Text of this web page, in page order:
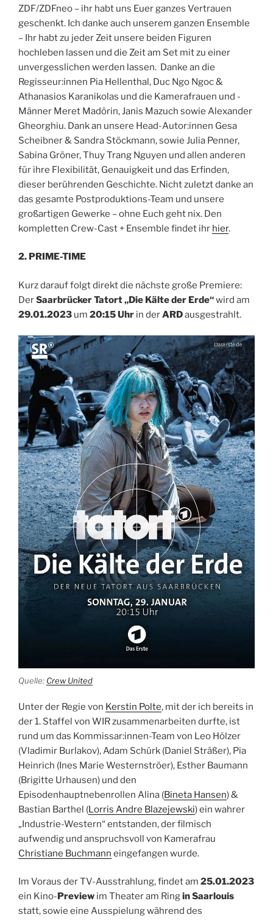
ZDF/ZDFneo – ihr habt uns Euer ganzes Vertrauen
geschenkt. Ich danke auch unserem ganzen Ensemble
– Ihr habt zu jeder Zeit unsere beiden Figuren
hochleben lassen und die Zeit am Set mit zu einer
unvergesslichen werden lassen. Danke an die
Regisseur:innen Pia Hellenthal, Duc Ngo Ngoc &
Athanasios Karanikolas und die Kamerafrauen und -
Männer Meret Madörin, Janis Mazuch sowie Alexander
Gheorghiu. Dank an unsere Head-Autor:innen Gesa
Scheibner & Sandra Stöckmann, sowie Julia Penner,
Sabina Gröner, Thuy Trang Nguyen und allen anderen
für ihre Flexibilität, Genauigkeit und das Erfinden,
dieser berührenden Geschichte. Nicht zuletzt danke an
das gesamte Postproduktions-Team und unsere
großartigen Gewerke – ohne Euch geht nix. Den
kompletten Crew-Cast + Ensemble findet ihr hier.
2. PRIME-TIME
Kurz darauf folgt direkt die nächste große Premiere:
DerSaarbrücker Tatort „Die Kälte der Erde“wird am
29.01.2023 um 20:15 Uhr in derARDausgestrahlt.
Quelle: Crew United
Unter der Regie von Kerstin Polte, mit der ich bereits in
der 1. Staffel von WIR zusammenarbeiten durfte, ist
rund um das Kommissar:innen-Team von Leo Hölzer
(Vladimir Burlakov), Adam Schürk (Daniel Sträßer), Pia
Heinrich (Ines Marie Westernströer), Esther Baumann
(Brigitte Urhausen) und den
Episodenhauptnebenrollen Alina (Bineta Hansen) &
Bastian Barthel (Lorris Andre Blazejewski) ein wahrer
„Industrie-Western“ entstanden, der filmisch
aufwendig und anspruchsvoll von Kamerafrau
Christiane Buchmann eingefangen wurde.
Im Voraus der TV-Ausstrahlung, findet am 25.01.2023
ein Kino-Preview im Theater am Ringin Saarlouis
statt, sowie eine Ausspielung während des